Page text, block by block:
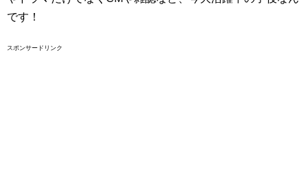
です！
スポンサードリンク